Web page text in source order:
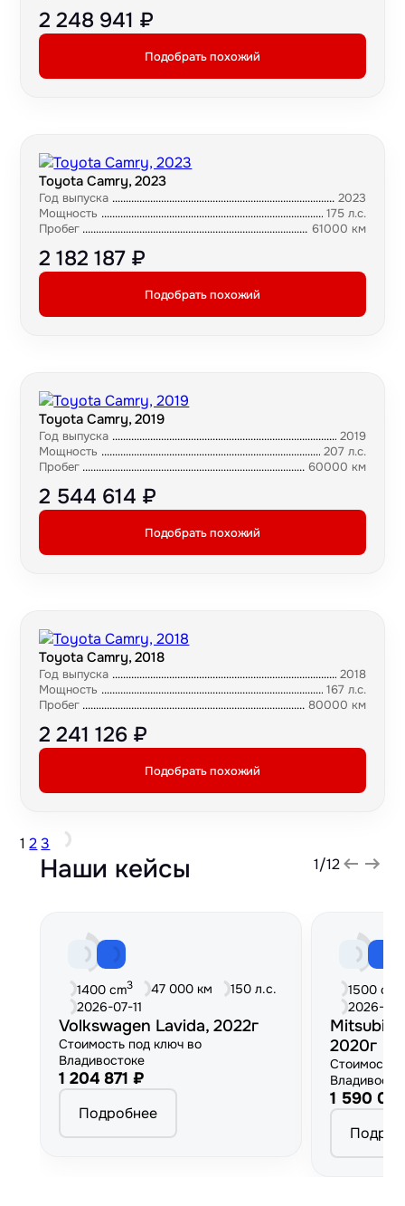
2 248 941 ₽
Подобрать похожий
Toyota Camry, 2023
Год выпуска
2023
Мощность
175 л.с.
Пробег
61000 км
2 182 187 ₽
Подобрать похожий
Toyota Camry, 2019
Год выпуска
2019
Мощность
207 л.с.
Пробег
60000 км
2 544 614 ₽
Подобрать похожий
Toyota Camry, 2018
Год выпуска
2018
Мощность
167 л.с.
Пробег
80000 км
2 241 126 ₽
Подобрать похожий
1 2 3
Наши кейсы 1/12
1400 cm3 47 000 км
150 л.с.
2026-07-11
Volkswagen Lavida, 2022г
Стоимость под ключ во
Владивостоке
1 204 871 ₽
Подробнее
1500 cm
2026-
2020г
Стоимость
1 590